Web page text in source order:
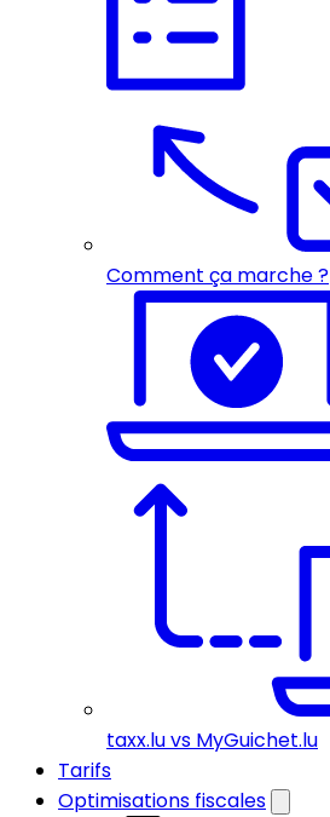
Comment ça marche ?
taxx.lu vs MyGuichet.lu
Tarifs
Optimisations fiscales